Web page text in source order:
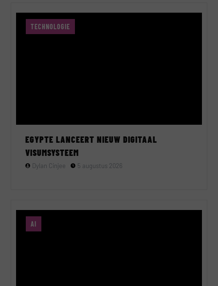
TECHNOLOGIE
EGYPTE LANCEERT NIEUW DIGITAAL
VISUMSYSTEEM
Dylan Cinjee 5 augustus 2026
AI